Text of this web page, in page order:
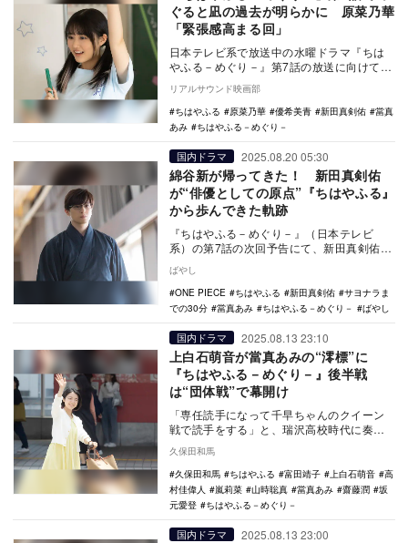
ぐると凪の過去が明らかに 原菜乃華
「緊張感高まる回」
日本テレビ系で放送中の水曜ドラマ『ちは
やふる－めぐり－』第7話の放送に向けて、
月浦凪役の原菜乃華と、瑞沢高校かるた部
の面倒をみる…
リアルサウンド映画部
ちはやふる
原菜乃華 優希美青 新田真剣佑
當真
あみ
ちはやふる－めぐり－
国内ドラマ 2025.08.20 05:30
綿谷新が帰ってきた！ 新田真剣佑
が“俳優としての原点”『ちはやふる』
から歩んできた軌跡
『ちはやふる－めぐり－』（日本テレビ
系）の第7話の次回予告にて、新田真剣佑の
場『19番目の…
ばやし
ONE PIECE
ちはやふる 新田真剣佑
サヨナラま
での30分
當真あみ ちはやふる－めぐり－ ばやし
国内ドラマ 2025.08.13 23:10
上白石萌音が當真あみの“澪標”に
『ちはやふる－めぐり－』後半戦
は“団体戦”で幕開け
「専任読手になって千早ちゃんのクイーン
戦で読手をする」と、瑞沢高校時代に奏
が流れ千早（広…
久保田和馬
久保田和馬
ちはやふる 富田靖子 上白石萌音
高
村佳偉人
嵐莉菜 山時聡真 當真あみ 齋藤潤
坂
元愛登
ちはやふる－めぐり－
国内ドラマ 2025.08.13 23:00